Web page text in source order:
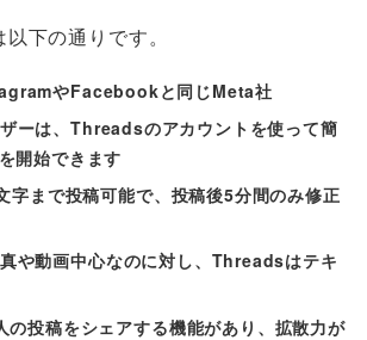
下の通りです。
やFacebookと同じMeta社
ーは、Threadsのアカウントを使って簡
開始できます
字まで投稿可能で、投稿後5分間のみ修正
や動画中心なのに対し、Threadsはテキ
の投稿をシェアする機能があり、拡散力が